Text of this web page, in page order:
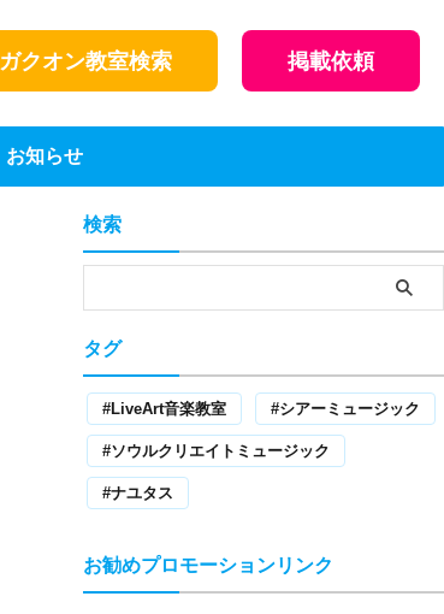
ガクオン教室検索 掲載依頼
お知らせ
検索
タグ
LiveArt音楽教室 シアーミュージック
ソウルクリエイトミュージック
ナユタス
お勧めプロモーションリンク